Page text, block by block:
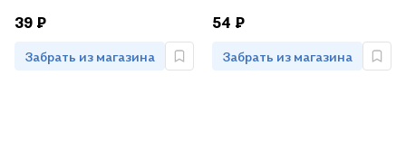
39 ₽
Забрать из магазина
54 ₽
Забрать из магазина